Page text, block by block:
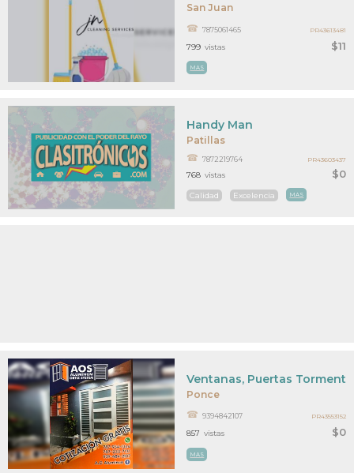
San Juan
$11
7875061465
MAS
799 vistas
PR43613481
Patillas
$0
Handy Man
7872219764
Calidad Excelencia MAS
768 vistas
PR43603437
Ponce
$0
Ventanas, Puertas
9394842107
MAS
857 vistas
PR43553152